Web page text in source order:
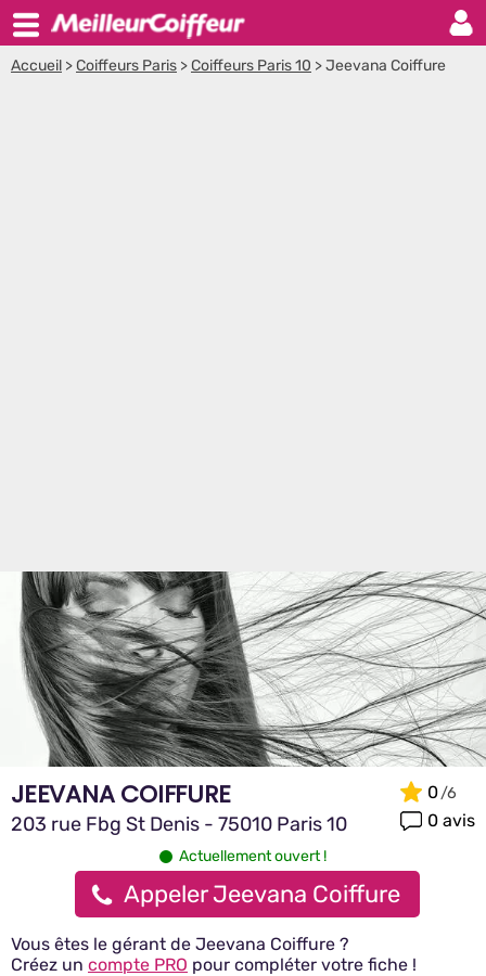
Accueil >Coiffeurs Paris >Coiffeurs Paris 10 >Jeevana Coiffure
JEEVANA COIFFURE
203 rue Fbg St Denis - 75010 Paris 10
0
0 avis
Actuellement ouvert !
Appeler Jeevana Coiffure
Vous êtes le gérant de Jeevana Coiffure ?
Créez un compte PRO pour compléter votre fiche !